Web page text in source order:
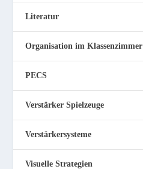
Literatur
Organisation im Klassenzimmer
PECS
Verstärker Spielzeuge
Verstärkersysteme
Visuelle Strategien